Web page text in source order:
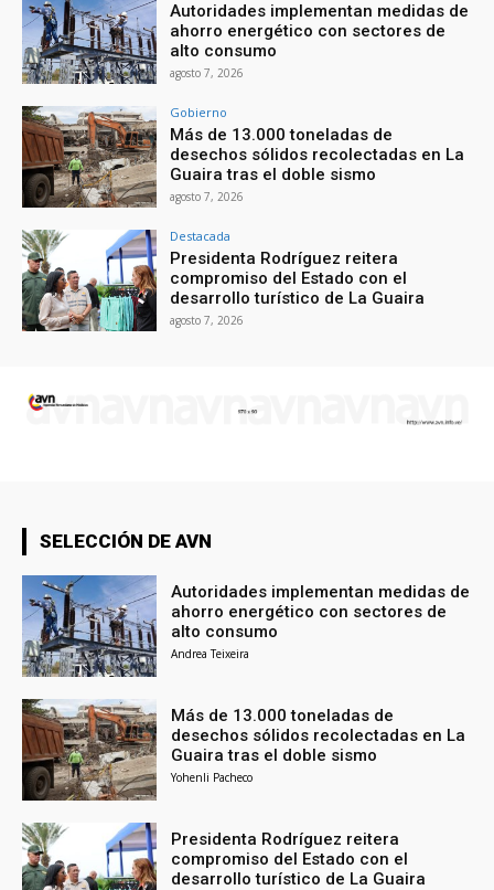
Autoridades implementan medidas de
ahorro energético con sectores de
alto consumo
agosto 7, 2026
Gobierno
Más de 13.000 toneladas de
desechos sólidos recolectadas en La
Guaira tras el doble sismo
agosto 7, 2026
Destacada
Presidenta Rodríguez reitera
compromiso del Estado con el
desarrollo turístico de La Guaira
agosto 7, 2026
SELECCIÓN DE AVN
Autoridades implementan medidas de
ahorro energético con sectores de
alto consumo
Andrea Teixeira
Más de 13.000 toneladas de
desechos sólidos recolectadas en La
Guaira tras el doble sismo
Yohenli Pacheco
Presidenta Rodríguez reitera
compromiso del Estado con el
desarrollo turístico de La Guaira